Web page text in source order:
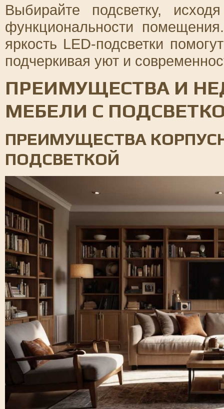
Выбирайте подсветку,
функциональности
яркость LED-подсветки
подчеркивая уют и
ПРЕИМУЩЕСТВА И
МЕБЕЛИ С
ПРЕИМУЩЕСТВА
ПОДСВЕТКОЙ